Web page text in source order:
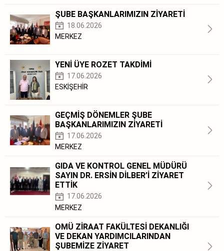
ŞUBE BAŞKANLARIMIZIN ZİYARETİ
18.06.2026
MERKEZ
YENİ ÜYE ROZET TAKDİMİ
17.06.2026
ESKİŞEHİR
GEÇMİŞ DÖNEMLER ŞUBE
BAŞKANLARIMIZIN ZİYARETİ
17.06.2026
MERKEZ
GIDA VE KONTROL GENEL MÜDÜRÜ
SAYIN DR. ERSİN DİLBER’İ ZİYARET
ETTİK
17.06.2026
MERKEZ
OMÜ ZİRAAT FAKÜLTESİ DEKANLIĞI
VE DEKAN YARDIMCILARINDAN
ŞUBEMİZE ZİYARET